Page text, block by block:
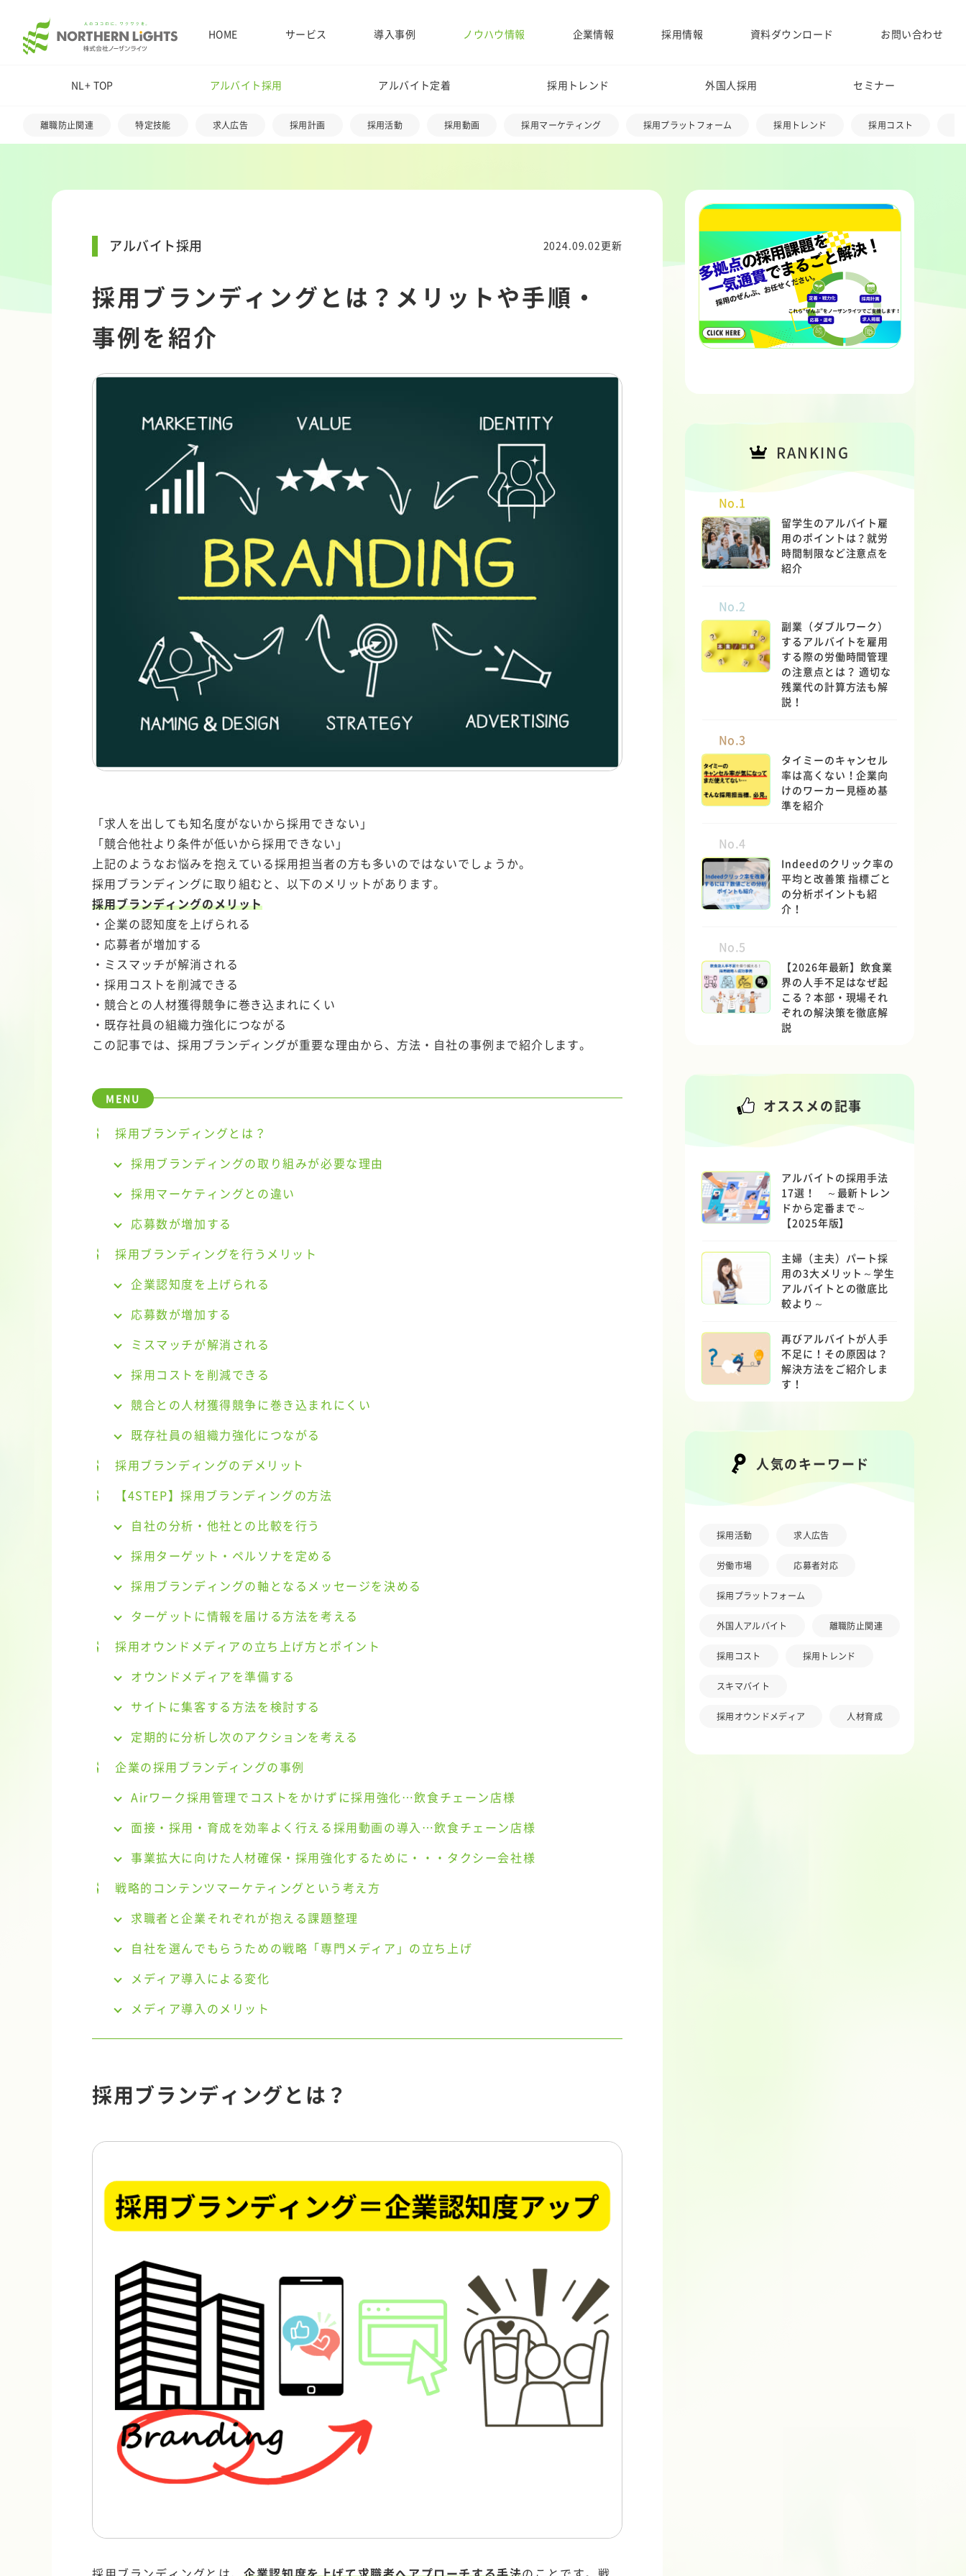
HOME サービス 導入事例 ノウハウ情報
NL+ TOP アルバイト採用 アルバイト定着 採用トレンド 外国人採用 セミナー
企業情報 採用情報 資料ダウンロード お問い合わせ
離職防止関連 特定技能 求人広告 採用計画 採用活動 採用動画 採用マーケティング 採用プラットフォーム 採用トレンド 採用コスト
アルバイト採用 2024.09.02更新
採用ブランディングとは？メリットや手順・
事例を紹介
「求人を出しても知名度がないから採用できない」
「競合他社より条件が低いから採用できない」
上記のようなお悩みを抱えている採用担当者の方も多いのではないでしょうか。
採用ブランディングに取り組むと、以下のメリットがあります。
採用ブランディングのメリット
・企業の認知度を上げられる
・応募者が増加する
・ミスマッチが解消される
・採用コストを削減できる
・競合との人材獲得競争に巻き込まれにくい
・既存社員の組織力強化につながる
この記事では、採用ブランディングが重要な理由から、方法・自社の事例まで紹介します。
採用ブランディングとは？
採用ブランディングの取り組みが必要な理由
採用マーケティングとの違い
応募数が増加する
採用ブランディングを行うメリット
企業認知度を上げられる
応募数が増加する
ミスマッチが解消される
採用コストを削減できる
競合との人材獲得競争に巻き込まれにくい
既存社員の組織力強化につながる
採用ブランディングのデメリット
【4STEP】採用ブランディングの方法
自社の分析・他社との比較を行う
採用ターゲット・ペルソナを定める
採用ブランディングの軸となるメッセージを決める
ターゲットに情報を届ける方法を考える
採用オウンドメディアの立ち上げ方とポイント
オウンドメディアを準備する
サイトに集客する方法を検討する
定期的に分析し次のアクションを考える
企業の採用ブランディングの事例
Airワーク採用管理でコストをかけずに採用強化…飲食チェーン店様
面接・採用・育成を効率よく行える採用動画の導入…飲食チェーン店様
事業拡大に向けた人材確保・採用強化するために・・・タクシー会社様
戦略的コンテンツマーケティングという考え方
求職者と企業それぞれが抱える課題整理
自社を選んでもらうための戦略「専門メディア」の立ち上げ
メディア導入による変化
メディア導入のメリット
採用ブランディングとは？
RANKING
No.1
留学生のアルバイト雇
用のポイントは？就労
時間制限など注意点を
紹介
No.2
副業（ダブルワーク）
するアルバイトを雇用
する際の労働時間管理
の注意点とは？ 適切な
残業代の計算方法も解
説！
No.3
タイミーのキャンセル
率は高くない！企業向
けのワーカー見極め基
準を紹介
No.4
Indeedのクリック率の
平均と改善策 指標ごと
の分析ポイントも紹
介！
No.5
【2026年最新】飲食業
界の人手不足はなぜ起
こる？本部・現場それ
ぞれの解決策を徹底解
説
オススメの記事
アルバイトの採用手法
17選！ ～最新トレン
ドから定番まで～
【2025年版】
主婦（主夫）パート採
用の3大メリット～学生
アルバイトとの徹底比
較より～
再びアルバイトが人手
不足に！その原因は？
解決方法をご紹介しま
す！
人気のキーワード
採用活動 求人広告
労働市場 応募者対応
採用プラットフォーム
外国人アルバイト 離職防止関連
採用コスト 採用トレンド
スキマバイト
採用オウンドメディア 人材育成